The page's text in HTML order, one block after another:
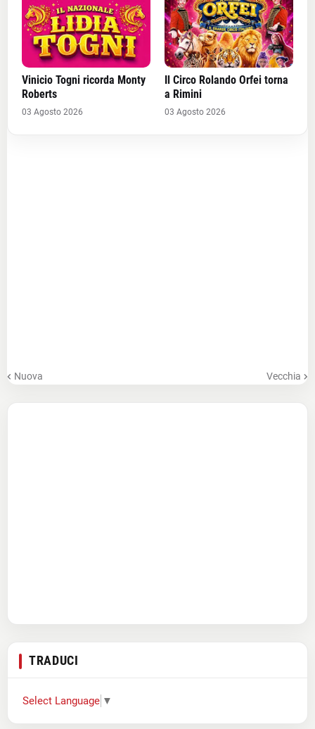
Vinicio Togni ricorda Monty
Roberts
03 Agosto 2026
Il Circo Rolando Orfei torna
a Rimini
03 Agosto 2026
Nuova Vecchia
TRADUCI
Select Language ▼